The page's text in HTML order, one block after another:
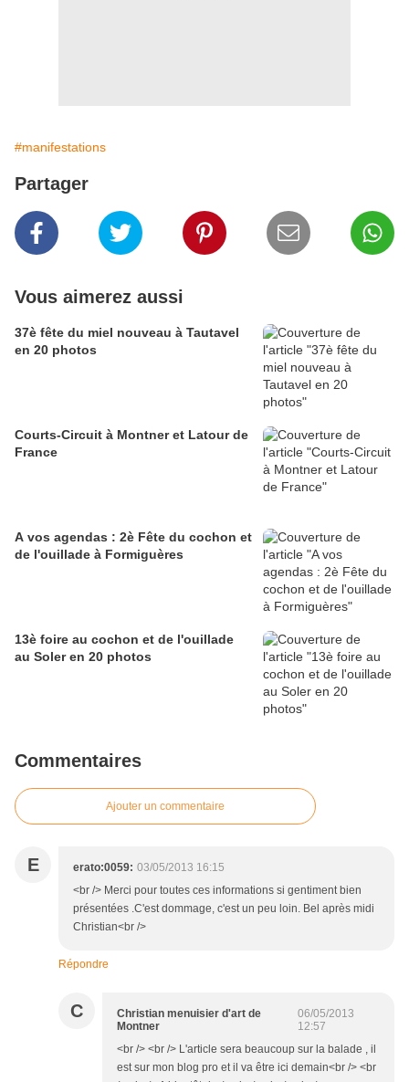
#manifestations
Partager
Vous aimerez aussi
37è fête du miel nouveau à Tautavel
en 20 photos
Courts-Circuit à Montner et Latour de
France
A vos agendas : 2è Fête du cochon et
de l'ouillade à Formiguères
13è foire au cochon et de l'ouillade
au Soler en 20 photos
Commentaires
Ajouter un commentaire
E erato:0059: 03/05/2013 16:15
<br /> Merci pour toutes ces informations si gentiment bien
présentées .C'est dommage, c'est un peu loin. Bel après midi
Christian<br />
Répondre
C
Christian menuisier d'art de
Montner
06/05/2013
12:57
<br /> <br /> L'article sera beaucoup sur la balade , il
est sur mon blog pro et il va être ici demain<br /> <br